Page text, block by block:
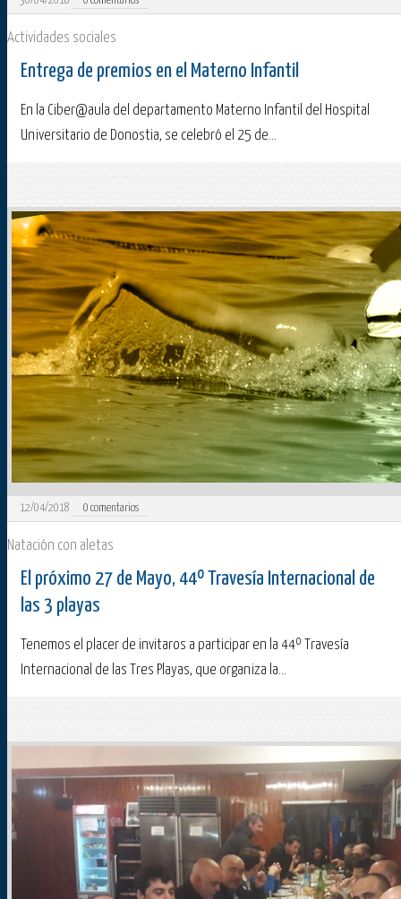
Actividades sociales
Entrega de premios en el Materno Infantil
En la Ciber@aula del departamento Materno Infantil del Hospital
Universitario de Donostia, se celebró el 25 de...
12/04/2018 0 comentarios
Natación con aletas
El próximo 27 de Mayo, 44º Travesía Internacional de
las 3 playas
Tenemos el placer de invitaros a participar en la 44º Travesía
Internacional de las Tres Playas, que organiza la...